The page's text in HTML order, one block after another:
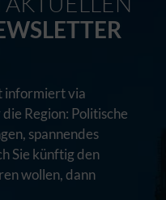
informiert via
Region: Politische
spannendes
Sie künftig den
wollen, dann